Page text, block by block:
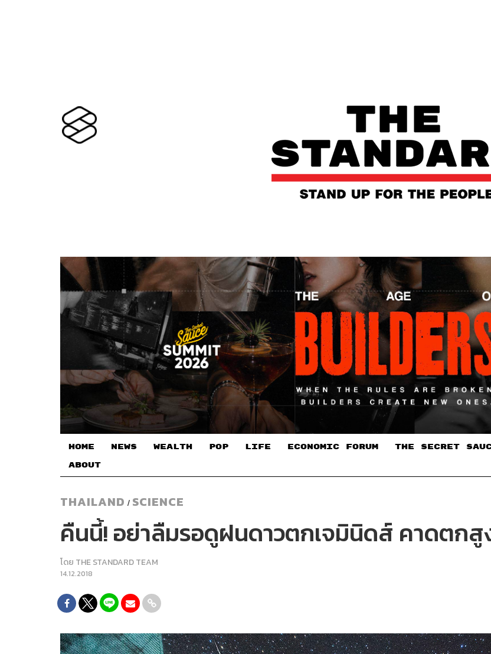
HOME NEWS WEALTH POP LIFE ECONOMIC FORUM THE SECRET
ABOUT
THAILAND / SCIENCE
คืนนี้! อย่าลืมรอดูฝนดาวตกเจมินิดส์ คาดตกสู
โดย THE STANDARD TEAM
14.12.2018